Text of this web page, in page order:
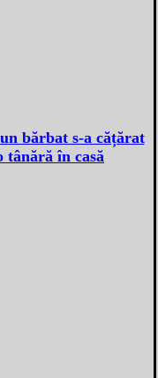
bărbat s-a cățărat
tânără în casă